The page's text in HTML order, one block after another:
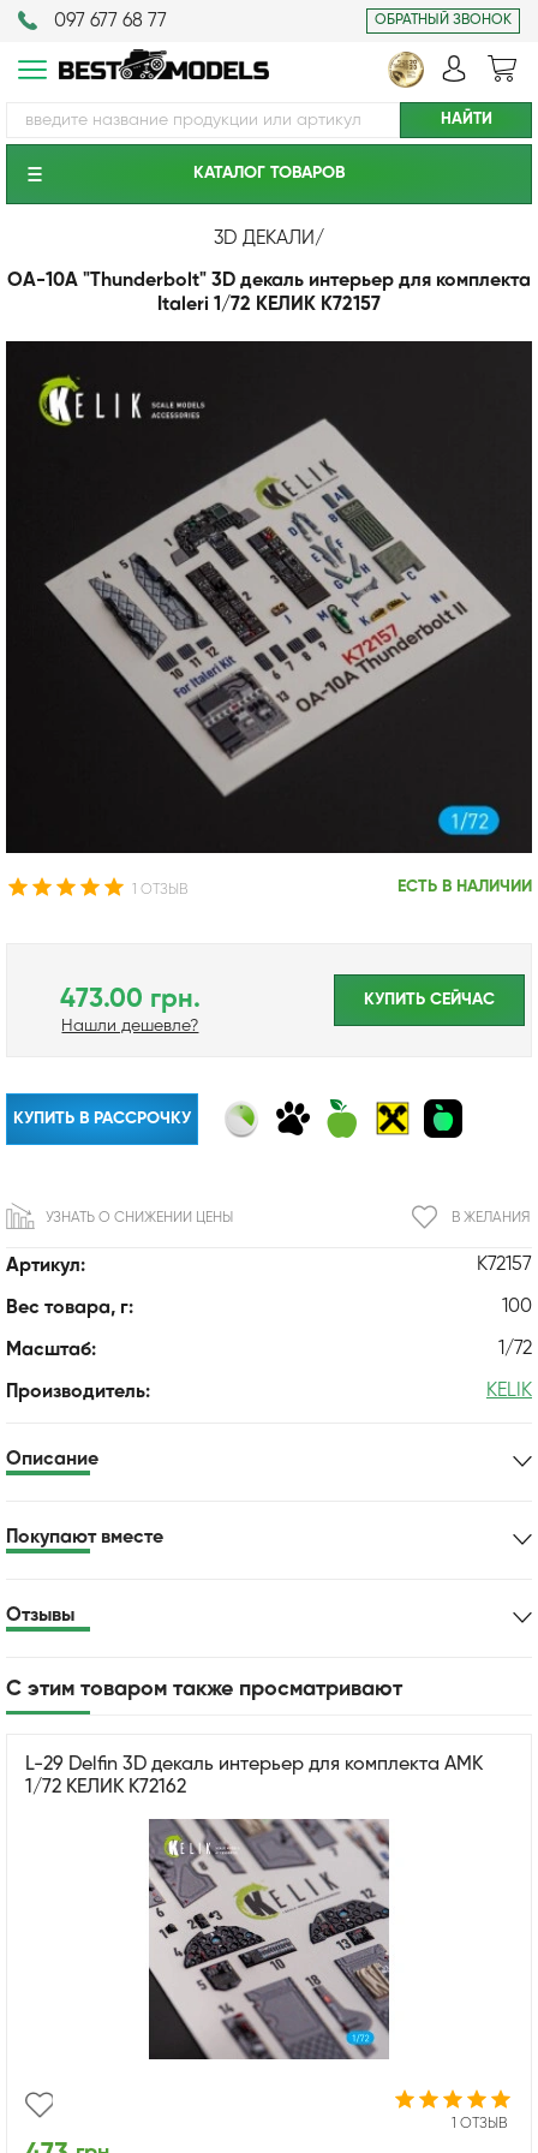
097 677 68 77 ОБРАТНЫЙ ЗВОНОК
КАТАЛОГ ТОВАРОВ
3D ДЕКАЛИ/
OA-10A "Thunderbolt" 3D декаль интерьер для комплекта
Italeri 1/72 КЕЛИК K72157
1 ОТЗЫВ ЕСТЬ В НАЛИЧИИ
Артикул: K72157
Вес товара, г: 100
Масштаб: 1/72
Производитель: KELIK
473.00 грн.
Нашли дешевле?
КУПИТЬ CЕЙЧАС
КУПИТЬ В РАССРОЧКУ
В ЖЕЛАНИЯ
УЗНАТЬ О СНИЖЕНИИ ЦЕНЫ
Описание
Покупают вместе
Отзывы
С этим товаром также просматривают
L-29 Delfin 3D декаль интерьер для комплекта AMK
1/72 КЕЛИК K72162
1 ОТЗЫВ